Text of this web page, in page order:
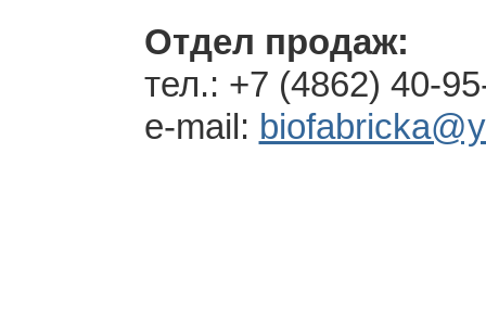
Отдел продаж:
тел.: +7 (4862) 40-
e-mail: